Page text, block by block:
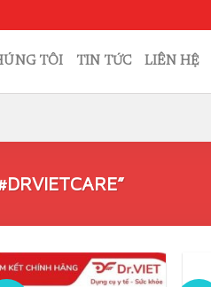
TÔI TIN TỨC LIÊN HỆ